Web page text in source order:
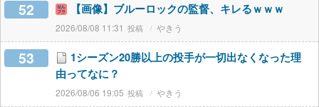
52 【画像】ブルーロックの監督、キレるｗｗｗ
2026/08/08 11:31 やきう
53
1シーズン20勝以上の投手が一切出なくなった理
由ってなに？
2026/08/06 19:05 やきう